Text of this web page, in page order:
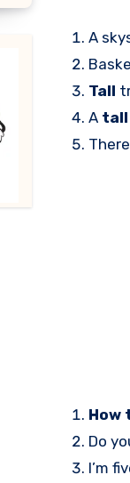
A
Tall
A tall
How
Do
I’m